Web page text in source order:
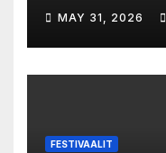
MAY 31, 2026
FESTIVAALIT